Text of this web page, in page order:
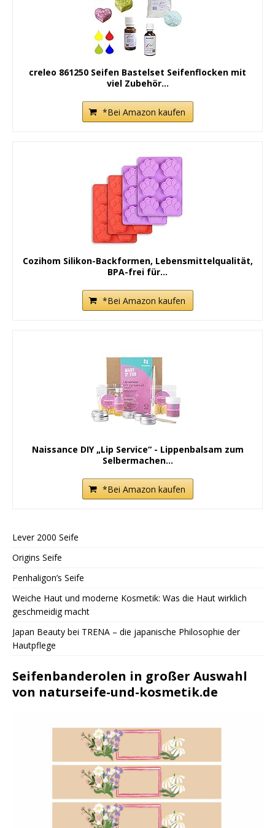
creleo 861250 Seifen Bastelset Seifenflocken mit
viel Zubehör...
*Bei Amazon kaufen
Cozihom Silikon-Backformen, Lebensmittelqualität,
BPA-frei für...
*Bei Amazon kaufen
Naissance DIY „Lip Service“ - Lippenbalsam zum
Selbermachen...
*Bei Amazon kaufen
Lever 2000 Seife
Origins Seife
Penhaligon’s Seife
Weiche Haut und moderne Kosmetik: Was die Haut wirklich
geschmeidig macht
Japan Beauty bei TRENA – die japanische Philosophie der
Hautpflege
Seifenbanderolen in großer Auswahl
von naturseife-und-kosmetik.de